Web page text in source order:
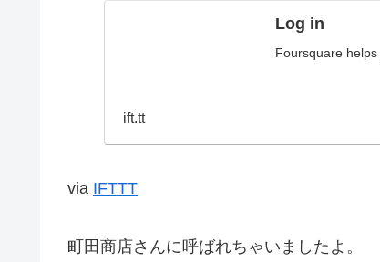
Log in
Foursquare
ift.tt
via IFTTT
町田商店さんに呼ばれちゃいましたよ。